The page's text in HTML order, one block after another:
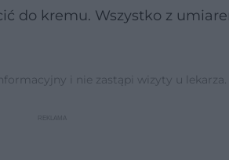
do kremu. Wszystko z
i nie zastąpi wizyty u lekarza.